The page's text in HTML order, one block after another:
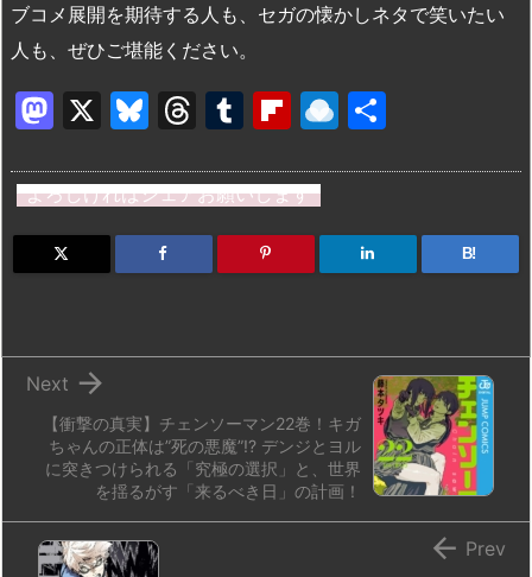
ブコメ展開を期待する人も、セガの懐かしネタで笑いたい
人も、ぜひご堪能ください。
M
st
o
d
X
Bl
e
s
k
T
e
a
d
T
m
bl
r
Fl
b
o
ar
R
n
dr
o
よろしければシェアお願いします
B!
【衝撃の真実】チェンソーマン22巻！キガ
ちゃんの正体は”死の悪魔”!? デンジとヨル
に突きつけられる「究極の選択」と、世界
を揺るがす「来るべき日」の計画！

Next
 Prev